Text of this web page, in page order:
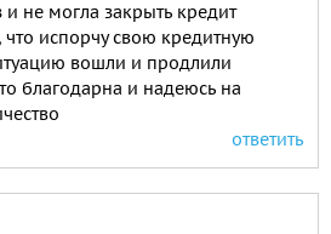
не могла закрыть кредит
испорчу свою кредитную
вошли и продлили
благодарна и надеюсь на
ответить